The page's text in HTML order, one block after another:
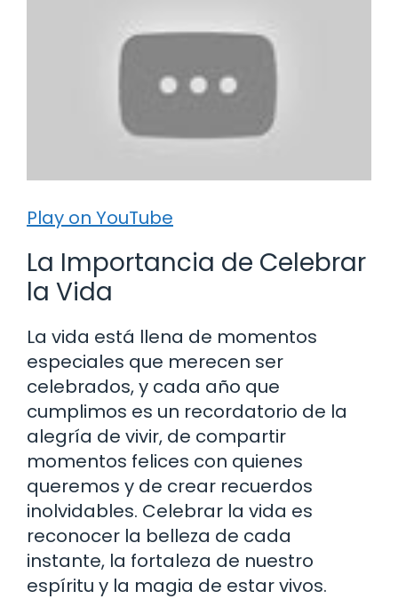
Play on YouTube
La Importancia de Celebrar
la Vida
La vida está llena de momentos
especiales que merecen ser
celebrados, y cada año que
cumplimos es un recordatorio de la
alegría de vivir, de compartir
momentos felices con quienes
queremos y de crear recuerdos
inolvidables. Celebrar la vida es
reconocer la belleza de cada
instante, la fortaleza de nuestro
espíritu y la magia de estar vivos.